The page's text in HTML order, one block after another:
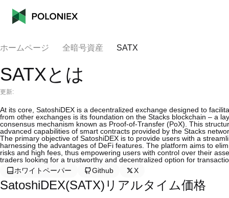
ホームページ 全暗号資産 SATX
SATXとは
更新:
At its core, SatoshiDEX is a decentralized exchange designed to
from other exchanges is its foundation on the Stacks blockchain – a
consensus mechanism known as Proof-of-Transfer (PoX). This
advanced capabilities of smart contracts provided by the Stacks
The primary objective of SatoshiDEX is to provide users with a
harnessing the advantages of DeFi features. The platform aims to
risks and high fees, thus empowering users with control over their
traders looking for a trustworthy and decentralized option for
ホワイトペーパー
Github X
SatoshiDEX(SATX)リアルタイム価格